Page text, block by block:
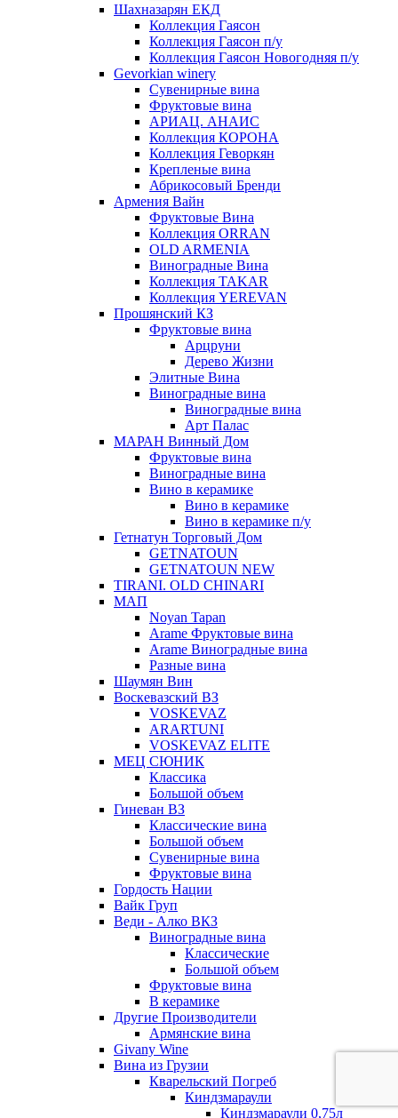
Шахназарян ЕКД
Коллекция Гаясон
Коллекция Гаясон п/у
Коллекция Гаясон Новогодняя п/у
Gevorkian winery
Сувенирные вина
Фруктовые вина
АРИАЦ. АНАИС
Коллекция КОРОНА
Коллекция Геворкян
Крепленые вина
Абрикосовый Бренди
Армения Вайн
Фруктовые Вина
Коллекция ORRAN
OLD ARMENIA
Виноградные Вина
Коллекция TAKAR
Коллекция YEREVAN
Прошянский КЗ
Фруктовые вина
Арцруни
Дерево Жизни
Элитные Вина
Виноградные вина
Виноградные вина
Арт Палас
МАРАН Винный Дом
Фруктовые вина
Виноградные вина
Вино в керамике
Вино в керамике
Вино в керамике п/у
Гетнатун Торговый Дом
GETNATOUN
GETNATOUN NEW
TIRANI. OLD CHINARI
МАП
Noyan Tapan
Arame Фруктовые вина
Arame Виноградные вина
Разные вина
Шаумян Вин
Воскевазский ВЗ
VOSKEVAZ
ARARTUNI
VOSKEVAZ ELITE
МЕЦ СЮНИК
Классика
Большой объем
Гиневан ВЗ
Классические вина
Большой объем
Сувенирные вина
Фруктовые вина
Гордость Нации
Вайк Груп
Веди - Алко ВКЗ
Виноградные вина
Классические
Большой объем
Фруктовые вина
В керамике
Другие Производители
Армянские вина
Givany Wine
Вина из Грузии
Кварельский Погреб
Киндзмараули
Киндзмараули 0,75л